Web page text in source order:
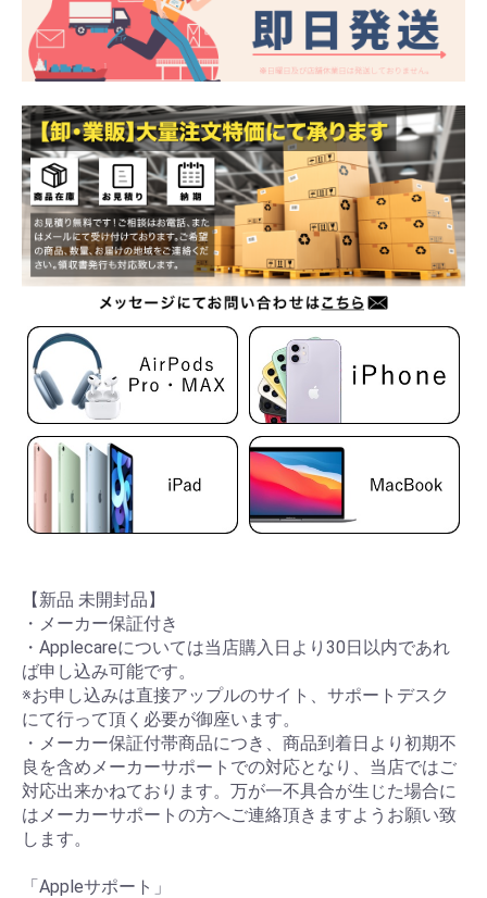
【新品 未開封品】
・メーカー保証付き
・Applecareについては当店購入日より30日以内であれ
ば申し込み可能です。
※お申し込みは直接アップルのサイト、サポートデスク
にて行って頂く必要が御座います。
・メーカー保証付帯商品につき、商品到着日より初期不
良を含めメーカーサポートでの対応となり、当店ではご
対応出来かねております。万が一不具合が生じた場合に
はメーカーサポートの方へご連絡頂きますようお願い致
します。
「Appleサポート」